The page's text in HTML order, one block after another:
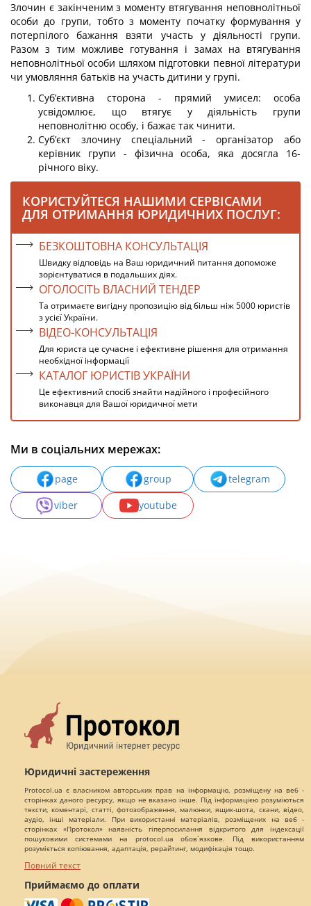
Злочин є закінченим з моменту втягування неповнолітньої
особи до групи, тобто з моменту початку формування у
потерпілого бажання взяти участь у діяльності гру­пи.
Разом з тим можливе готування і замах на втягування
неповнолітньої особи шля­хом підготовки певної літератури
чи умовляння батьків на участь дитини у групі.
Суб’єктивна сторона - прямий умисел: особа
усвідомлює, що втягує у діяль­ність групи
неповнолітню особу, і бажає так чинити.
Суб’єкт злочину спеціальний - організатор або
керівник групи - фізична особа, яка досягла 16-
річного віку.
КОРИСТУЙТЕСЯ НАШИМИ СЕРВІСАМИ
ДЛЯ ОТРИМАННЯ ЮРИДИЧНИХ ПОСЛУГ:
БЕЗКОШТОВНА КОНСУЛЬТАЦІЯ
Швидку відповідь на Ваш юридичний питання допоможе
зорієнтуватися в подальших діях.
ОГОЛОСІТЬ ВЛАСНИЙ ТЕНДЕР
Та отримаєте вигідну пропозицію від більш ніж 5000 юристів
з усієї України.
ВІДЕО-КОНСУЛЬТАЦІЯ
Для юриста це сучасне і ефективне рішення для отримання
необхідної інформації
КАТАЛОГ ЮРИСТІВ УКРАЇНИ
Це ефективний спосіб знайти надійного і професійного
виконавця для Вашої юридичної мети
Ми в соціальних мережах:
page group
telegram
viber
youtube
Юридичні застереження
Protocol.ua є власником авторських прав на інформацію, розміщену на веб -
сторінках даного ресурсу, якщо не вказано інше. Під інформацією розуміються
тексти, коментарі, статті, фотозображення, малюнки, ящик-шота, скани, відео,
аудіо, інші матеріали. При використанні матеріалів, розміщених на веб -
сторінках «Протокол» наявність гіперпосилання відкритого для індексації
пошуковими системами на protocol.ua обов`язкове. Під використанням
розуміється копіювання, адаптація, рерайтинг, модифікація тощо.
Повний текст
Приймаємо до оплати